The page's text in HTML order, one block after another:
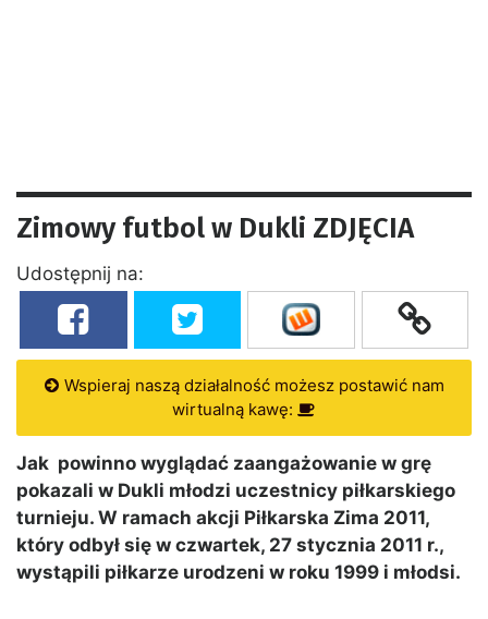
Zimowy futbol w Dukli ZDJĘCIA
Udostępnij na:
Wspieraj naszą działalność możesz postawić nam
wirtualną kawę:
Jak powinno wyglądać zaangażowanie w grę
pokazali w Dukli młodzi uczestnicy piłkarskiego
turnieju. W ramach akcji Piłkarska Zima 2011,
który odbył się w czwartek, 27 stycznia 2011 r.,
wystąpili piłkarze urodzeni w roku 1999 i młodsi.